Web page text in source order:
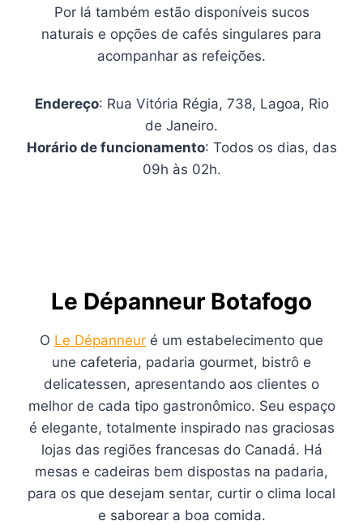
Por lá também estão disponíveis sucos
naturais e opções de cafés singulares para
acompanhar as refeições.
Endereço: Rua Vitória Régia, 738, Lagoa, Rio
de Janeiro.
Horário de funcionamento: Todos os dias, das
09h às 02h.
Le Dépanneur Botafogo
O Le Dépanneur é um estabelecimento que
une cafeteria, padaria gourmet, bistrô e
delicatessen, apresentando aos clientes o
melhor de cada tipo gastronômico. Seu espaço
é elegante, totalmente inspirado nas graciosas
lojas das regiões francesas do Canadá. Há
mesas e cadeiras bem dispostas na padaria,
para os que desejam sentar, curtir o clima local
e saborear a boa comida.